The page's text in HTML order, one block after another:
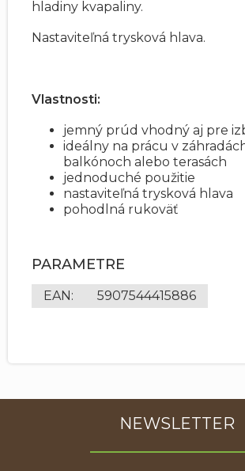
hladiny kvapaliny.
Nastaviteľná trysková hlava.
Vlastnosti:
jemný prúd vhodný aj pre
ideálny na prácu v
balkónoch alebo terasách
jednoduché použitie
nastaviteľná trysková hlava
pohodlná rukoväť
PARAMETRE
EAN: 5907544415886
NEWSLETTER